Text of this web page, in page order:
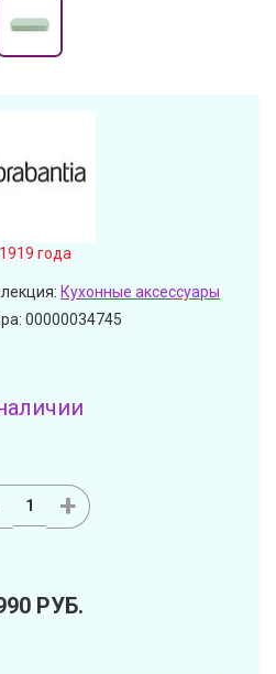
года
Кухонные аксессуары
00000034745
+
РУБ.